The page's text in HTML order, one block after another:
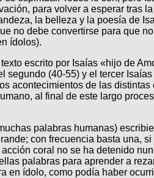
para volver a esperar tras
la belleza y la poesía de
no debe convertirse para que
ídolos).
escrito por Isaías «hijo de
segundo (40-55) y el tercer
acontecimientos de las
al final de este largo
palabras humanas)
con frecuencia basta una,
coral no se ha detenido
palabras para aprender a
en ídolo, como podía haber